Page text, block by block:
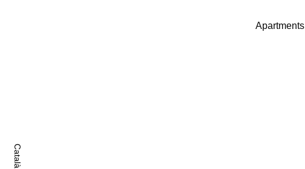
Apartments
Català